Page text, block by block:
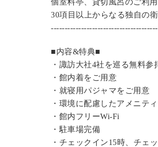
個室料亭、貸切風呂のご利
30項目以上からなる独自の
■内容&特典■
・諏訪大社4社を巡る無料参
・館内着をご用意
・就寝用パジャマをご用意
・環境に配慮したアメニテ
・館内フリーWi-Fi
・駐車場完備
・チェックイン15時、チェ